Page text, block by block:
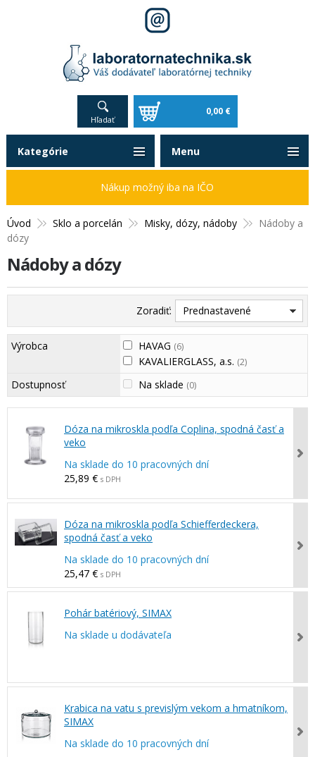
Hľadať
0,00 €
Úvod Sklo a porcelán Misky, dózy, nádoby
Nádoby a
dózy
Nádoby a dózy
Zoradiť: Prednastavené
Výrobca HAVAG (6)
KAVALIERGLASS, a.s. (2)
Dostupnosť Na sklade (0)
Dóza na mikroskla podľa Coplina, spodná časť a
veko
Na sklade do 10 pracovných dní
25,89 € s DPH
Dóza na mikroskla podľa Schiefferdeckera,
spodná časť a veko
Na sklade do 10 pracovných dní
25,47 € s DPH
Pohár batériový, SIMAX
Na sklade u dodávateľa
Krabica na vatu s previslým vekom a hmatníkom,
SIMAX
Na sklade do 10 pracovných dní
Kategórie
Nákup možný iba na IČO
Menu